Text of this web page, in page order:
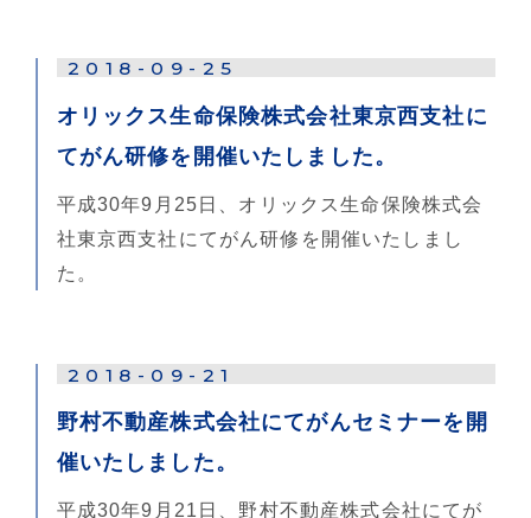
2018-09-25
オリックス生命保険株式会社東京西支社に
てがん研修を開催いたしました。
平成30年9月25日、オリックス生命保険株式会
社東京西支社にてがん研修を開催いたしまし
た。
2018-09-21
野村不動産株式会社にてがんセミナーを開
催いたしました。
平成30年9月21日、野村不動産株式会社にてが